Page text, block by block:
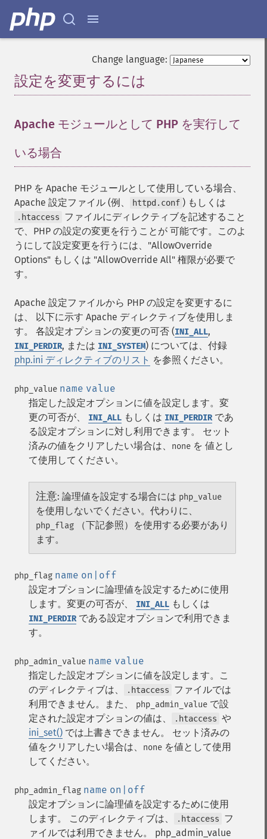
Change language:
設定を変更するには
Apache モジュールとして PHP を実行して
いる場合
PHP を Apache モジュールとして使用している場合、
Apache 設定ファイル (例、
httpd.conf ) もしくは
.htaccess
ファイルにディレクティブを記述すること
で、PHP の設定の変更を行うことが 可能です。このよ
うにして設定変更を行うには、"AllowOverride
Options" もしくは "AllowOverride All" 権限が必要で
す。
Apache 設定ファイルから PHP の設定を変更するに
は、 以下に示す Apache ディレクティブを使用しま
す。 各設定オプションの変更の可否 (INI_ALL,
INI_PERDIR, または INI_SYSTEM) については、付録
php.ini ディレクティブのリスト を参照ください。
php_value name value
指定した設定オプションに値を設定します。変
更の可否が、
INI_ALL もしくは INI_PERDIRであ
る設定オプションに対し利用できます。 セット
済みの値をクリアしたい場合は、
none を 値とし
て使用してください。
注意: 論理値を設定する場合には php_value
を使用しないでください。代わりに、
php_flag （下記参照）を使用する必要があり
ます。
php_flag name on|off
設定オプションに論理値を設定するために使用
します。変更の可否が、
INI_ALL もしくは
INI_PERDIRである設定オプションで利用できま
す。
php_admin_value name value
指定した設定オプションに値を設定します。こ
のディレクティブは、
.htaccess
ファイルでは
利用できません。また、
php_admin_value で設
定された設定オプションの値は、
.htaccess や
ini_set() では上書きできません。 セット済みの
値をクリアしたい場合は、
none を値として使用
してください。
php_admin_flag name on|off
設定オプションに論理値を設定するために使用
します。 このディレクティブは、
.htaccess
フ
ァイルでは利用できません。 php_admin_value